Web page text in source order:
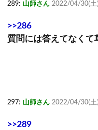
289: 山師さん 2022/04/30(土
>>286
質問には答えてなくて
297: 山師さん 2022/04/30(土
>>289